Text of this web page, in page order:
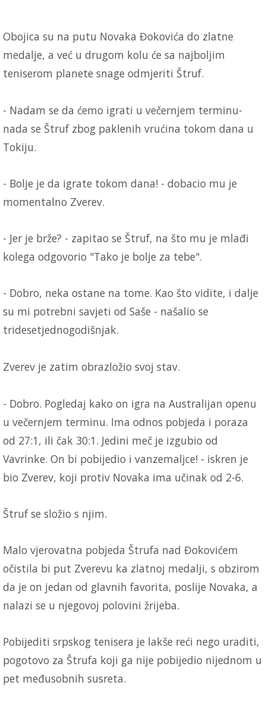
Obojica su na putu Novaka Đokovića do zlatne
medalje, a već u drugom kolu će sa najboljim
teniserom planete snage odmjeriti Štruf.
- Nadam se da ćemo igrati u večernjem terminu-
nada se Štruf zbog paklenih vrućina tokom dana u
Tokiju.
- Bolje je da igrate tokom dana! - dobacio mu je
momentalno Zverev.
- Jer je brže? - zapitao se Štruf, na što mu je mlađi
kolega odgovorio "Tako je bolje za tebe".
- Dobro, neka ostane na tome. Kao što vidite, i dalje
su mi potrebni savjeti od Saše - našalio se
tridesetjednogodišnjak.
Zverev je zatim obrazložio svoj stav.
- Dobro. Pogledaj kako on igra na Australijan openu
u večernjem terminu. Ima odnos pobjeda i poraza
od 27:1, ili čak 30:1. Jedini meč je izgubio od
Vavrinke. On bi pobijedio i vanzemaljce! - iskren je
bio Zverev, koji protiv Novaka ima učinak od 2-6.
Štruf se složio s njim.
Malo vjerovatna pobjeda Štrufa nad Đokovićem
očistila bi put Zverevu ka zlatnoj medalji, s obzirom
da je on jedan od glavnih favorita, poslije Novaka, a
nalazi se u njegovoj polovini žrijeba.
Pobijediti srpskog tenisera je lakše reći nego uraditi,
pogotovo za Štrufa koji ga nije pobijedio nijednom u
pet međusobnih susreta.